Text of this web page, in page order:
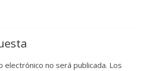
electrónico no será publicada. Los